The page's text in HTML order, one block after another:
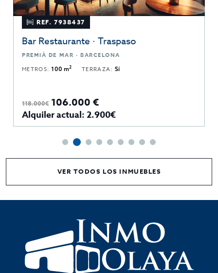
REF. 7938437
Bar Restaurante · Traspaso
PREMIÀ DE MAR · BARCELONA
METROS:100 m2 TERRAZA: Sí
118.000€ 106.000 €
Alquiler actual: 2.900€
VER TODOS LOS INMUEBLES